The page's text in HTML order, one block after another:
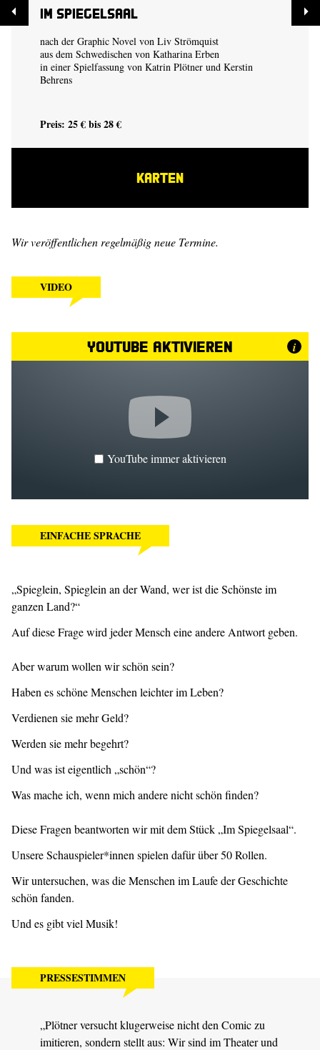
Im Spiegelsaal
nach der Graphic Novel von Liv Strömquist
aus dem Schwedischen von Katharina Erben
in einer Spielfassung von Katrin Plötner und Kerstin
Behrens
Preis: 25 € bis 28 €
KARTEN
Wir veröffentlichen regelmäßig neue Termine.
VIDEO
YouTube aktivieren i
YouTube immer aktivieren
EINFACHE SPRACHE
„Spieglein, Spieglein an der Wand, wer ist die Schönste im
ganzen Land?“
Auf diese Frage wird jeder Mensch eine andere Antwort geben.
Aber warum wollen wir schön sein?
Haben es schöne Menschen leichter im Leben?
Verdienen sie mehr Geld?
Werden sie mehr begehrt?
Und was ist eigentlich „schön“?
Was mache ich, wenn mich andere nicht schön finden?
Diese Fragen beantworten wir mit dem Stück „Im Spiegelsaal“.
Unsere Schauspieler*innen spielen dafür über 50 Rollen.
Wir untersuchen, was die Menschen im Laufe der Geschichte
schön fanden.
Und es gibt viel Musik!
PRESSESTIMMEN
„Plötner versucht klugerweise nicht den Comic zu
imitieren, sondern stellt aus: Wir sind im Theater und